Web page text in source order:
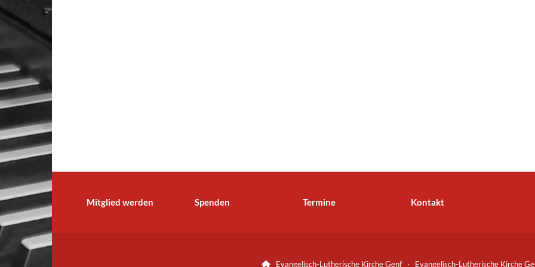
Mitglied werden Spenden Termine Kontakt
 Evangelisch-Lutherische Kirche Genf · Evangelisch-Lutherische Kirche